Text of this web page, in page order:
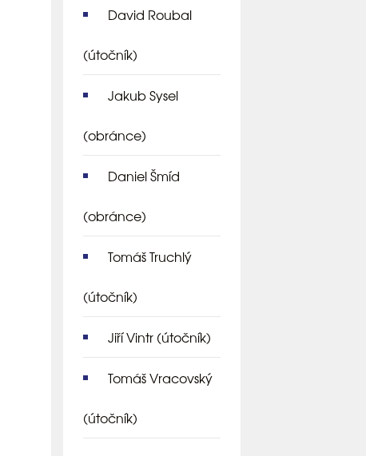
David Roubal
(útočník)
Jakub Sysel
(obránce)
Daniel Šmíd
(obránce)
Tomáš Truchlý
(útočník)
Jiří Vintr (útočník)
Tomáš Vracovský
(útočník)